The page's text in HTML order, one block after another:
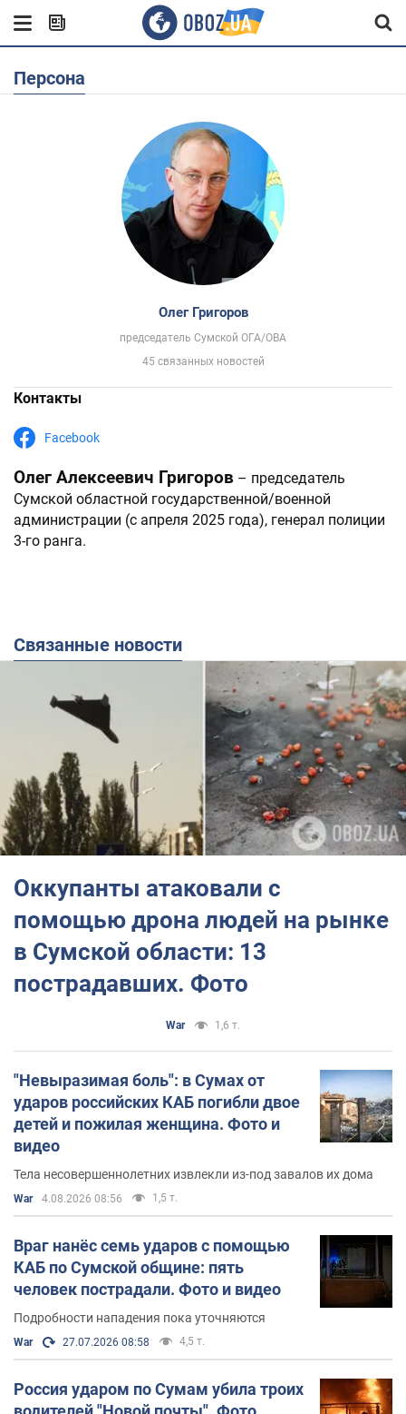
Персона
Олег Григоров
председатель Сумской ОГА/ОВА
45 связанных новостей
Контакты
Facebook
Олег Алексеевич Григоров – председатель
Сумской областной государственной/военной
администрации (с апреля 2025 года), генерал полиции
3-го ранга.
Связанные новости
Оккупанты атаковали с
помощью дрона людей на рынке
в Сумской области: 13
пострадавших. Фото
War 1,6 т.
"Невыразимая боль": в Сумах от
ударов российских КАБ погибли двое
детей и пожилая женщина. Фото и
видео
Тела несовершеннолетних извлекли из-под завалов их дома
War 4.08.2026 08:56 1,5 т.
Враг нанёс семь ударов с помощью
КАБ по Сумской общине: пять
человек пострадали. Фото и видео
Подробности нападения пока уточняются
War 27.07.2026 08:58 4,5 т.
Россия ударом по Сумам убила троих